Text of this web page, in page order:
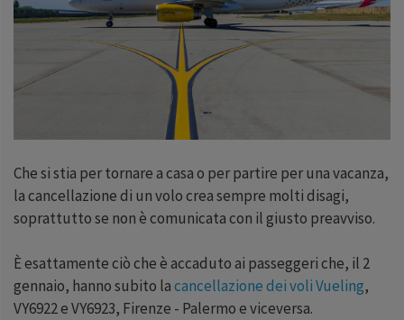
Che si stia per tornare a casa o per partire per una vacanza,
la cancellazione di un volo crea sempre molti disagi,
soprattutto se non è comunicata con il giusto preavviso.
È esattamente ciò che è accaduto ai passeggeri che, il 2
gennaio, hanno subito lacancellazione dei voli Vueling,
VY6922 e VY6923, Firenze - Palermo e viceversa.